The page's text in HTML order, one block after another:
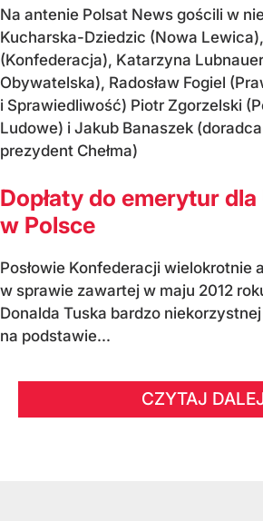
Na antenie Polsat News gościli w
Kucharska-Dziedzic (Nowa
(Konfederacja), Katarzyna
Obywatelska), Radosław Fogiel
i Sprawiedliwość) Piotr Zgorzelski
Ludowe) i Jakub Banaszek
prezydent Chełma)
Dopłaty do emerytur
w Polsce
Posłowie Konfederacji wielokrotnie
w sprawie zawartej w maju 2012
Donalda Tuska bardzo
na podstawie...
CZYTAJ